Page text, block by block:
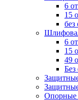
6
15
без
6
15
49
Без